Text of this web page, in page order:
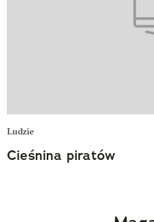
Ludzie
Cieśnina piratów